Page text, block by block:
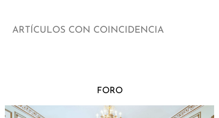
ARTÍCULOS CON COINCIDENCIA
FORO